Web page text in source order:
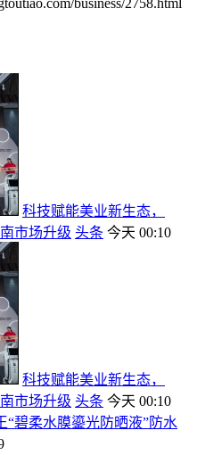
business/2758.html
科技赋能美业新生态，
市场升级 头条 今天 00:10
科技赋能美业新生态，
市场升级 头条 今天 00:10
碧柔水膜鎏光防晒液”防水